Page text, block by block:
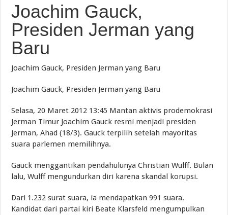
Joachim Gauck,
Presiden Jerman yang
Baru
Joachim Gauck, Presiden Jerman yang Baru
Joachim Gauck, Presiden Jerman yang Baru
Selasa, 20 Maret 2012 13:45 Mantan aktivis prodemokrasi
Jerman Timur Joachim Gauck resmi menjadi presiden
Jerman, Ahad (18/3). Gauck terpilih setelah mayoritas
suara parlemen memilihnya.
Gauck menggantikan pendahulunya Christian Wulff. Bulan
lalu, Wulff mengundurkan diri karena skandal korupsi.
Dari 1.232 surat suara, ia mendapatkan 991 suara.
Kandidat dari partai kiri Beate Klarsfeld mengumpulkan